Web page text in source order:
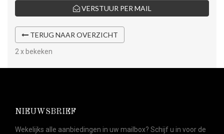
VERSTUUR PER MAIL
TERUG NAAR OVERZICHT
2 x bekeken
NIEUWSBRIEF
Wekelijks alle aanbiedingen in uw mailbox? Schijf u in voor de